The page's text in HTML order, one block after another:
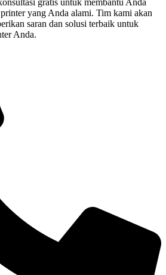
gratis untuk membantu Anda
yang Anda alami. Tim kami akan
saran dan solusi terbaik untuk
Anda.